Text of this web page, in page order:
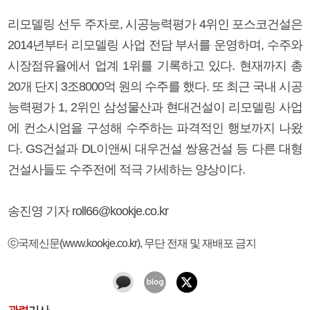
리모델링 선두 주자로, 시공능력평가 4위인 포스코건설은
2014년부터 리모델링 사업 전담 부서를 운영하며, 수주와
시장점유율에서 업계 1위를 기록하고 있다. 현재까지 총
20개 단지 3조8000억 원의 수주를 했다. 또 최근 국내 시공
능력평가 1, 2위인 삼성물산과 현대건설이 리모델링 사업
에 컨소시엄을 구성해 수주하는 파격적인 행보까지 나왔
다. GS건설과 DL이앤씨 대우건설 쌍용건설 등 다른 대형
건설사들도 수주전에 적극 가세하는 양상이다.
송진영 기자 roll66@kookje.co.kr
ⓒ국제신문(www.kookje.co.kr), 무단 전재 및 재배포 금지